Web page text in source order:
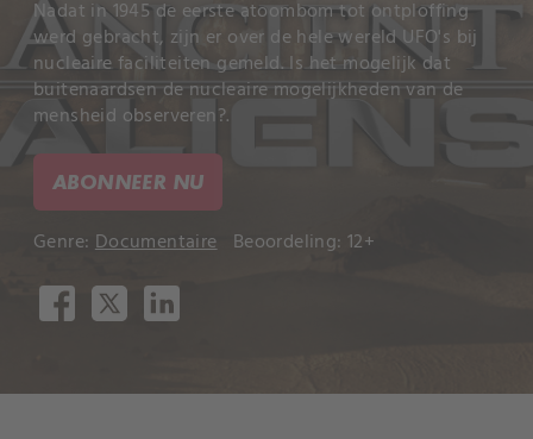
Nadat in 1945 de eerste atoombom tot ontploffing
werd gebracht, zijn er over de hele wereld UFO's bij
nucleaire faciliteiten gemeld. Is het mogelijk dat
buitenaardsen de nucleaire mogelijkheden van de
mensheid observeren?.
ABONNEER NU
Genre: Documentaire Beoordeling: 12+